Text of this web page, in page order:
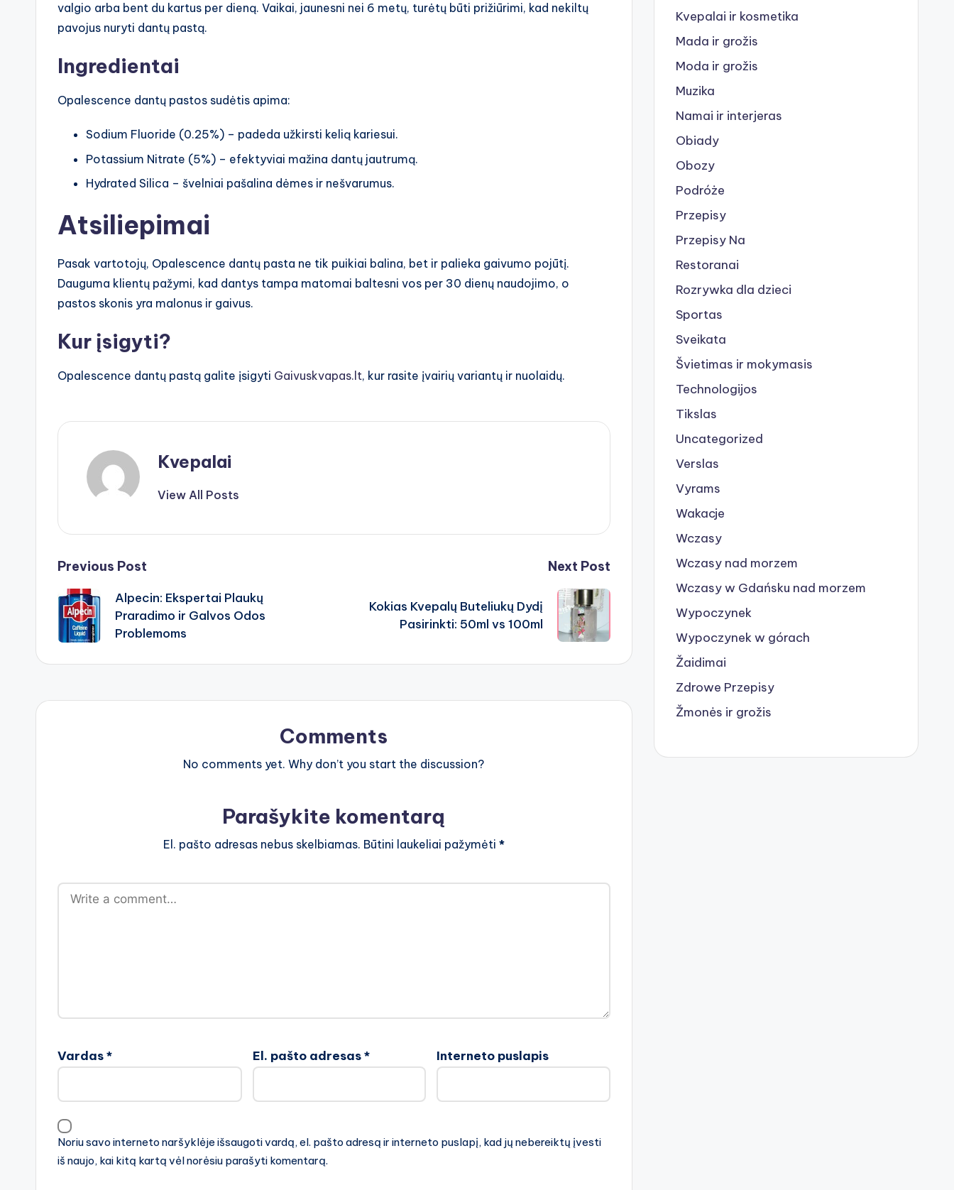
valgio arba bent du kartus per dieną. Vaikai, jaunesni nei 6 metų, turėtų būti prižiūrimi, kad nekiltų
pavojus nuryti dantų pastą.
Ingredientai
Opalescence dantų pastos sudėtis apima:
Sodium Fluoride (0.25%) – padeda užkirsti kelią kariesui.
Potassium Nitrate (5%) – efektyviai mažina dantų jautrumą.
Hydrated Silica – švelniai pašalina dėmes ir nešvarumus.
Atsiliepimai
Pasak vartotojų, Opalescence dantų pasta ne tik puikiai balina, bet ir palieka gaivumo pojūtį.
Dauguma klientų pažymi, kad dantys tampa matomai baltesni vos per 30 dienų naudojimo, o
pastos skonis yra malonus ir gaivus.
Kur įsigyti?
Opalescence dantų pastą galite įsigyti Gaivuskvapas.lt, kur rasite įvairių variantų ir nuolaidų.
Kvepalai
View All Posts
Post
navigation
Previous Post
Alpecin: Ekspertai Plaukų
Praradimo ir Galvos Odos
Problemoms
Next Post
Kokias Kvepalų Buteliukų Dydį
Pasirinkti: 50ml vs 100ml
Comments
No comments yet. Why don’t you start the discussion?
Parašykite komentarą
El. pašto adresas nebus skelbiamas. Būtini laukeliai pažymėti *
Vardas* El. pašto adresas* Interneto puslapis
Noriu savo interneto naršyklėje išsaugoti vardą, el. pašto adresą ir interneto puslapį, kad jų nebereiktų įvesti
iš naujo, kai kitą kartą vėl norėsiu parašyti komentarą.
Kvepalai ir kosmetika
Mada ir grožis
Moda ir grožis
Muzika
Namai ir interjeras
Obiady
Obozy
Podróże
Przepisy
Przepisy Na
Restoranai
Rozrywka dla dzieci
Sportas
Sveikata
Švietimas ir mokymasis
Technologijos
Tikslas
Uncategorized
Verslas
Vyrams
Wakacje
Wczasy
Wczasy nad morzem
Wczasy w Gdańsku nad morzem
Wypoczynek
Wypoczynek w górach
Žaidimai
Zdrowe Przepisy
Žmonės ir grožis